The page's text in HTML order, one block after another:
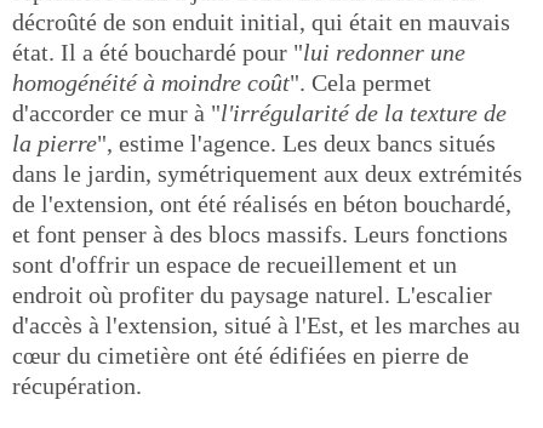
décroûté de son enduit initial, qui était en mauvais
état. Il a été bouchardé pour "lui redonner une
homogénéité à moindre coût". Cela permet
d'accorder ce mur à "l'irrégularité de la texture de
la pierre", estime l'agence. Les deux bancs situés
dans le jardin, symétriquement aux deux extrémités
de l'extension, ont été réalisés en béton bouchardé,
et font penser à des blocs massifs. Leurs fonctions
sont d'offrir un espace de recueillement et un
endroit où profiter du paysage naturel. L'escalier
d'accès à l'extension, situé à l'Est, et les marches au
cœur du cimetière ont été édifiées en pierre de
récupération.